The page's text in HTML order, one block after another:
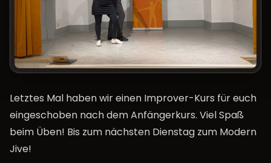
Letztes Mal haben wir einen Improver-Kurs für euch
eingeschoben nach dem Anfängerkurs. Viel Spaß
beim Üben! Bis zum nächsten Dienstag zum Modern
Jive!